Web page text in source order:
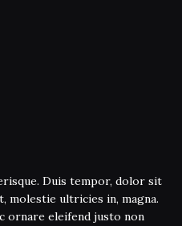
Duis tempor, dolor sit
molestie ultricies in, magna.
ornare eleifend justo non